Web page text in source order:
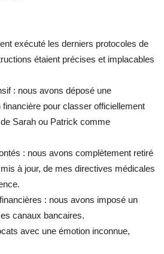
exécuté les derniers protocoles de
étaient précises et implacables
: nous avons déposé une
pour classer officiellement
Sarah ou Patrick comme
: nous avons complètement retiré
à jour, de mes directives médicales
: nous avons imposé un
canaux bancaires.
avec une émotion inconnue,